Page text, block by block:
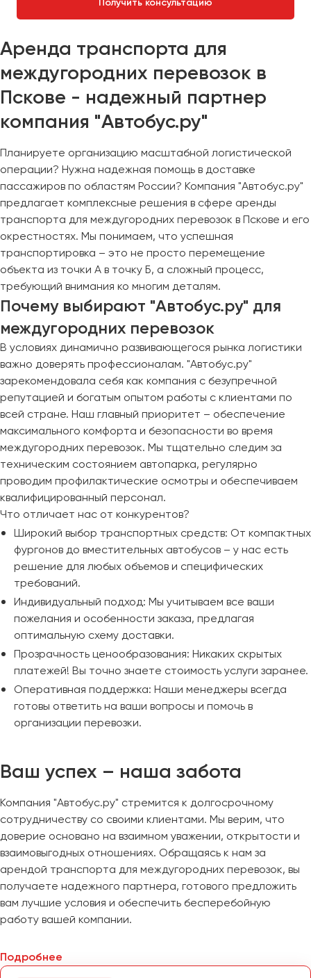
Аренда транспорта для
междугородних перевозок в
Пскове - надежный партнер
компания "Автобус.ру"
Планируете организацию масштабной логистической
операции? Нужна надежная помощь в доставке
пассажиров по областям России? Компания "Автобус.ру"
предлагает комплексные решения в сфере аренды
транспорта для междугородних перевозок в Пскове и его
окрестностях. Мы понимаем, что успешная
транспортировка – это не просто перемещение
объекта из точки А в точку Б, а сложный процесс,
требующий внимания ко многим деталям.
Почему выбирают "Автобус.ру" для
междугородних перевозок
В условиях динамично развивающегося рынка логистики
важно доверять профессионалам. "Автобус.ру"
зарекомендовала себя как компания с безупречной
репутацией и богатым опытом работы с клиентами по
всей стране. Наш главный приоритет – обеспечение
максимального комфорта и безопасности во время
междугородних перевозок. Мы тщательно следим за
техническим состоянием автопарка, регулярно
проводим профилактические осмотры и обеспечиваем
квалифицированный персонал.
Что отличает нас от конкурентов?
Широкий выбор транспортных средств: От компактных
фургонов до вместительных автобусов – у нас есть
решение для любых объемов и специфических
требований.
Индивидуальный подход: Мы учитываем все ваши
пожелания и особенности заказа, предлагая
оптимальную схему доставки.
Прозрачность ценообразования: Никаких скрытых
платежей! Вы точно знаете стоимость услуги заранее.
Оперативная поддержка: Наши менеджеры всегда
готовы ответить на ваши вопросы и помочь в
организации перевозки.
Ваш успех – наша забота
Компания "Автобус.ру" стремится к долгосрочному
сотрудничеству со своими клиентами. Мы верим, что
доверие основано на взаимном уважении, открытости и
взаимовыгодных отношениях. Обращаясь к нам за
арендой транспорта для междугородних перевозок, вы
получаете надежного партнера, готового предложить
вам лучшие условия и обеспечить бесперебойную
работу вашей компании.
Подробнее